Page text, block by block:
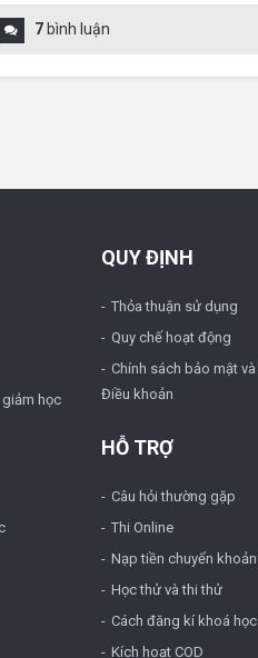
7bình luận
học
QUY ĐỊNH
Thỏa thuận sử dụng
Quy chế hoạt động
Chính sách bảo mật và
Điều khoản
HỖ TRỢ
Câu hỏi thường gặp
Thi Online
Nạp tiền chuyển khoản
Học thử và thi thử
Cách đăng kí khoá học
Kích hoạt COD